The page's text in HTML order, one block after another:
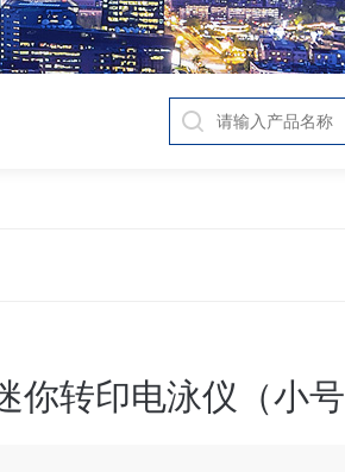
你转印电泳仪（小号